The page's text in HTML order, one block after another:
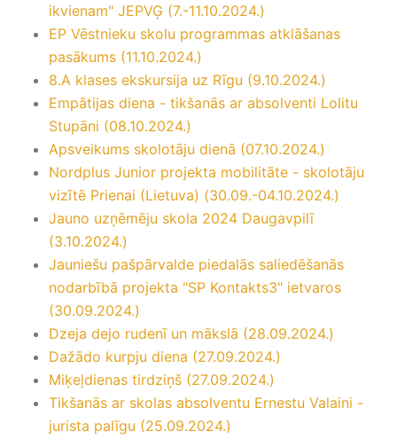
ikvienam" JEPVĢ (7.-11.10.2024.)
EP Vēstnieku skolu programmas atklāšanas
pasākums (11.10.2024.)
8.A klases ekskursija uz Rīgu (9.10.2024.)
Empātijas diena - tikšanās ar absolventi Lolitu
Stupāni (08.10.2024.)
Apsveikums skolotāju dienā (07.10.2024.)
Nordplus Junior projekta mobilitāte - skolotāju
vizītē Prienai (Lietuva) (30.09.-04.10.2024.)
Jauno uzņēmēju skola 2024 Daugavpilī
(3.10.2024.)
Jauniešu pašpārvalde piedalās saliedēšanās
nodarbībā projekta "SP Kontakts3" ietvaros
(30.09.2024.)
Dzeja dejo rudenī un mākslā (28.09.2024.)
Dažādo kurpju diena (27.09.2024.)
Miķeļdienas tirdziņš (27.09.2024.)
Tikšanās ar skolas absolventu Ernestu Valaini -
jurista palīgu (25.09.2024.)